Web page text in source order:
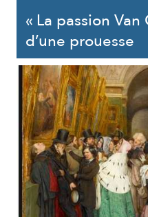
« La passion
d’une prouesse